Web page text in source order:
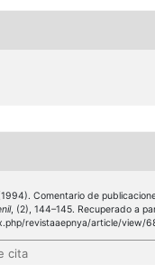
Comentario de
, (2), 144–145. Recuperado a
revistaaepnya/article/view/
cita